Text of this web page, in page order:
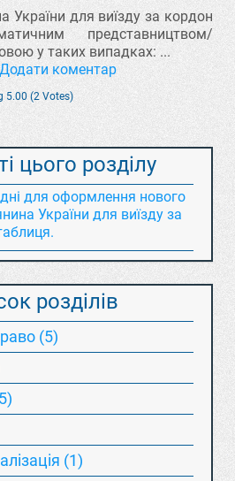
України для виїзду за кордон
представництвом/
у таких випадках: ...
Додати коментар
5.00 (2 Votes)
цього розділу
для оформлення нового
України для виїзду за
розділів
(5)
(1)